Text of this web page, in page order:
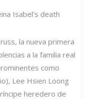
la nueva primera
a la familia real
como
Lee Hsien Loong
heredero de